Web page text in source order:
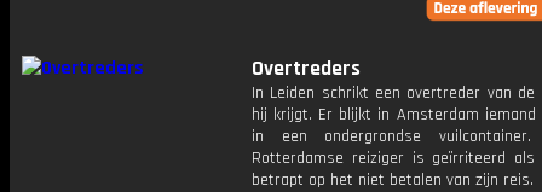
Overtreders
In Leiden schrikt een overtreder van de
hij krijgt. Er blijkt in Amsterdam iemand
in een ondergrondse
Rotterdamse reiziger is geïrriteerd
betrapt op het niet betalen van zijn reis.